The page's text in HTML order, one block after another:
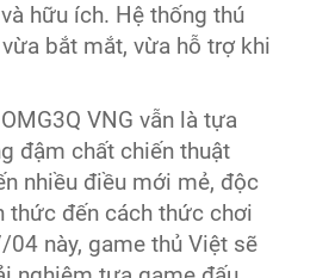
hữu ích. Hệ thống thú
bắt mắt, vừa hỗ trợ khi
VNG vẫn là tựa
đậm chất chiến thuật
nhiều điều mới mẻ, độc
thức đến cách thức chơi
04 này, game thủ Việt sẽ